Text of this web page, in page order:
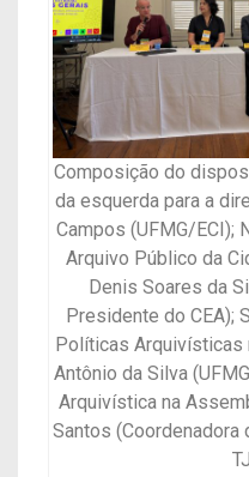
Composição do
da esquerda para a
Campos (UFMG/ECI);
Arquivo Público da
Denis Soares da
Presidente do CEA);
Políticas Arquivísticas
Antônio da Silva
Arquivística na
Santos (Coordenadora